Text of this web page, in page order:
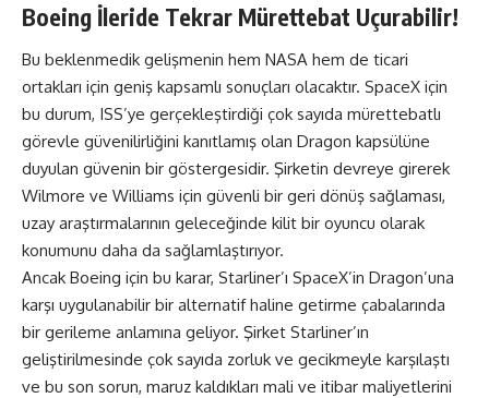
Boeing İleride Tekrar Mürettebat Uçurabilir!
Bu beklenmedik gelişmenin hem NASA hem de ticari
ortakları için geniş kapsamlı sonuçları olacaktır. SpaceX için
bu durum, ISS’ye gerçekleştirdiği çok sayıda mürettebatlı
görevle güvenilirliğini kanıtlamış olan Dragon kapsülüne
duyulan güvenin bir göstergesidir. Şirketin devreye girerek
Wilmore ve Williams için güvenli bir geri dönüş sağlaması,
uzay araştırmalarının geleceğinde kilit bir oyuncu olarak
konumunu daha da sağlamlaştırıyor.
Ancak Boeing için bu karar, Starliner’ı SpaceX’in Dragon’una
karşı uygulanabilir bir alternatif haline getirme çabalarında
bir gerileme anlamına geliyor. Şirket Starliner’ın
geliştirilmesinde çok sayıda zorluk ve gecikmeyle karşılaştı
ve bu son sorun, maruz kaldıkları mali ve itibar maliyetlerini